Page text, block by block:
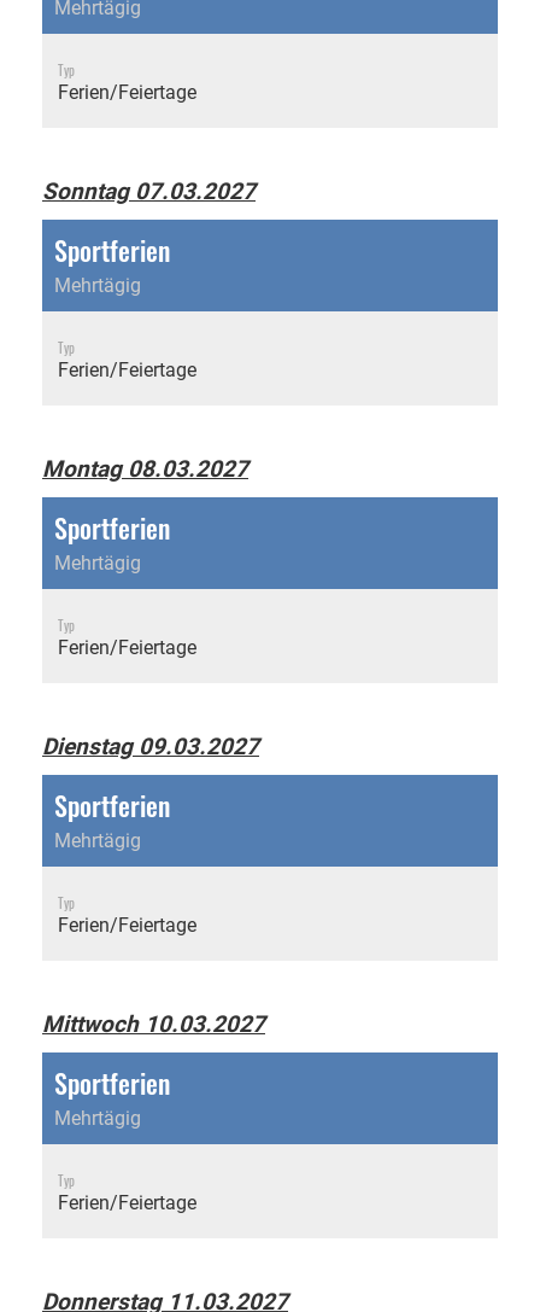
Mehrtägig
Typ
Ferien/Feiertage
Sonntag 07.03.2027
Sportferien
Mehrtägig
Typ
Ferien/Feiertage
Montag 08.03.2027
Sportferien
Mehrtägig
Typ
Ferien/Feiertage
Dienstag 09.03.2027
Sportferien
Mehrtägig
Typ
Ferien/Feiertage
Mittwoch 10.03.2027
Sportferien
Mehrtägig
Typ
Ferien/Feiertage
Donnerstag 11.03.2027